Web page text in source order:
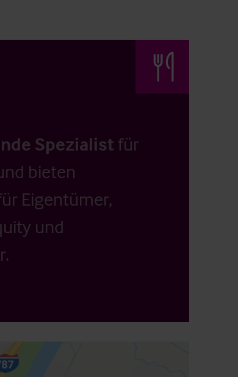
Spezialistfür
bieten
Eigentümer,
und